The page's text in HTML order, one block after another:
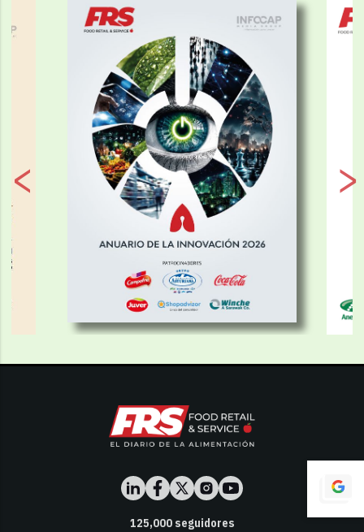
125,000seguidores